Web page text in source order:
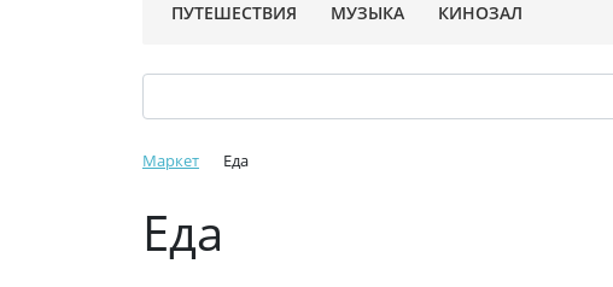
ПУТЕШЕСТВИЯ МУЗЫКА КИНОЗАЛ
Маркет Еда
Еда